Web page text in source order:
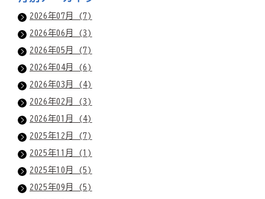
2026年07月 (7)
2026年06月 (3)
2026年05月 (7)
2026年04月 (6)
2026年03月 (4)
2026年02月 (3)
2026年01月 (4)
2025年12月 (7)
2025年11月 (1)
2025年10月 (5)
2025年09月 (5)